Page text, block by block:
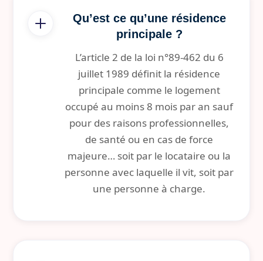
Qu’est ce qu’une résidence
principale ?
L’article 2 de la loi n°89-462 du 6
juillet 1989 définit la résidence
principale comme le logement
occupé au moins 8 mois par an sauf
pour des raisons professionnelles,
de santé ou en cas de force
majeure… soit par le locataire ou la
personne avec laquelle il vit, soit par
une personne à charge.